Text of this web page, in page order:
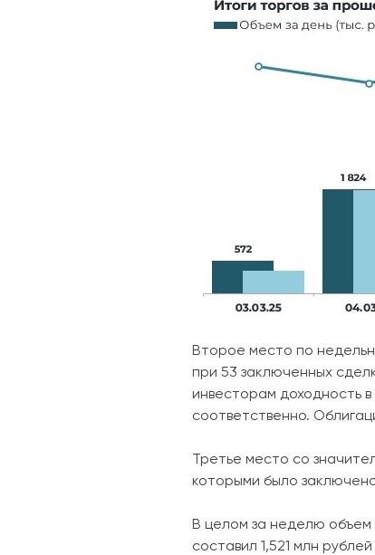
Второе место по
при 53 заключенных
инвесторам доходность
соответственно.
Третье место со
которыми было
В целом за неделю объем
составил 1,521 млн